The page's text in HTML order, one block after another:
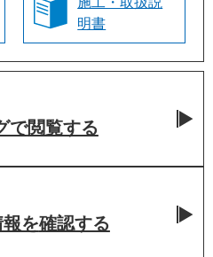
明書
で閲覧する
を確認する